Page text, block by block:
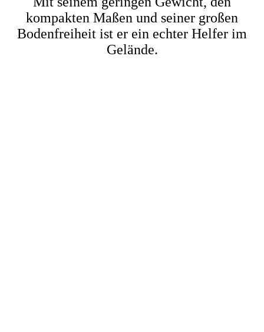
kompakten Maßen und seiner großen
Bodenfreiheit ist er ein echter Helfer im
Gelände.